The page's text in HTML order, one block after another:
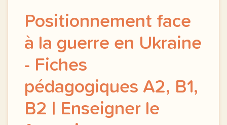
Positionnement face
à la guerre en Ukraine
- Fiches
pédagogiques A2, B1,
B2 | Enseigner le